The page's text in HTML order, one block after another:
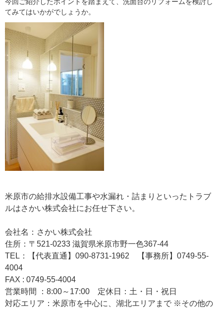
てみてはいかがでしょうか。
米原市の給排水設備工事や水漏れ・詰まりといったトラブ
ルはさかい株式会社にお任せ下さい。
会社名：さかい株式会社
住所：〒521-0233 滋賀県米原市野一色367-44
TEL：【代表直通】090-8731-1962 【事務所】0749-55-
4004
FAX : 0749-55-4004
営業時間 ：8:00～17:00 定休日：土・日・祝日
対応エリア：米原市を中心に、湖北エリアまで ※その他の